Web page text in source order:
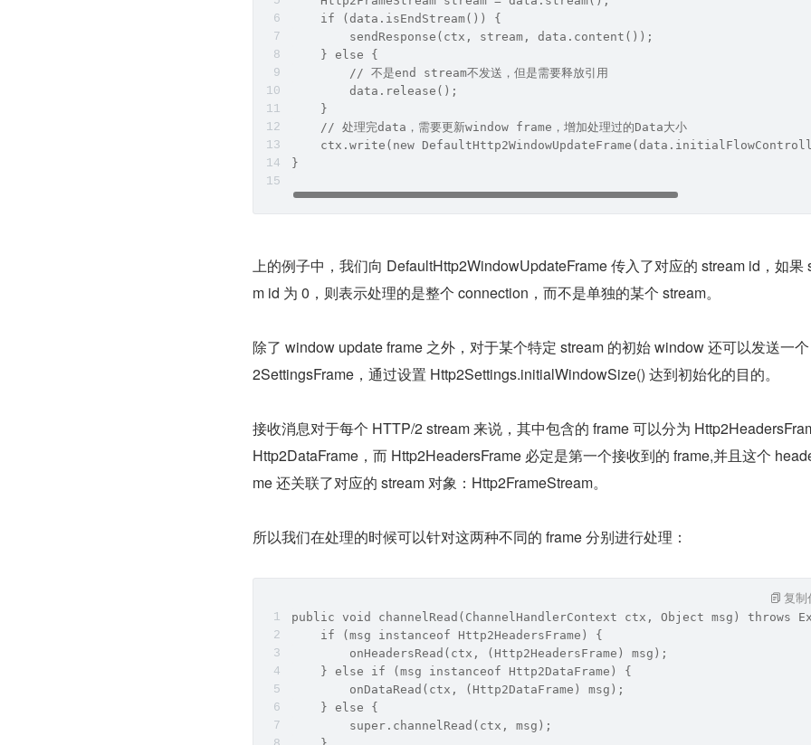
    if (data.isEndStream()) {
        sendResponse(ctx, stream, data.content());
    } else {
        // 不是end stream不发送，但是需要释放引用
        data.release();
    }
    // 处理完data，需要更新window frame，增加处理过的Data大小
ctx.write(new
}
上的例子中，我们向 DefaultHttp2WindowUpdateFrame 传入了对应的 stream id，如果
m id 为 0，则表示处理的是整个 connection，而不是单独的某个 stream。
除了 window update frame 之外，对于某个特定 stream 的初始 window 还可以发送一
2SettingsFrame，通过设置 Http2Settings.initialWindowSize() 达到初始化的目的。
接收消息对于每个 HTTP/2 stream 来说，其中包含的 frame 可以分为
Http2DataFrame，而 Http2HeadersFrame 必定是第一个接收到的 frame,并且这个
me 还关联了对应的 stream 对象：Http2FrameStream。
所以我们在处理的时候可以针对这两种不同的 frame 分别进行处理：
public void channelRead(ChannelHandlerContext ctx, Object msg) throws
    if (msg instanceof Http2HeadersFrame) {
        onHeadersRead(ctx, (Http2HeadersFrame) msg);
    } else if (msg instanceof Http2DataFrame) {
        onDataRead(ctx, (Http2DataFrame) msg);
    } else {
        super.channelRead(ctx, msg);
复制